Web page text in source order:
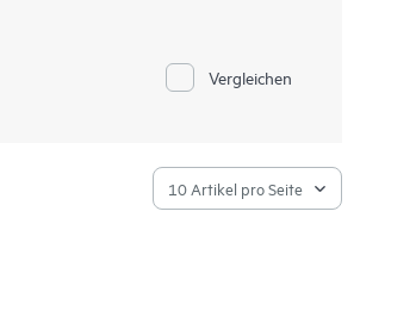
Workflows und
Innovationen vorantreiben und sich
Vergleichen